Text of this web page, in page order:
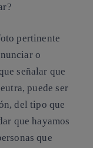
pertinente
o
señalar que
puede ser
del tipo que
que hayamos
que